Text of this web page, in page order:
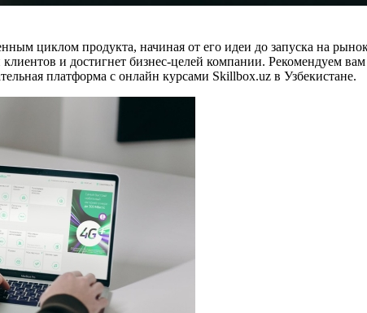
циклом продукта, начиная от его идеи до запуска на
и достигнет бизнес-целей компании. Рекомендуем вам
платформа с онлайн курсами Skillbox.uz в Узбекистане.